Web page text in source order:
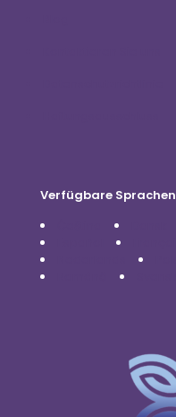
Verfügbare Sprachen